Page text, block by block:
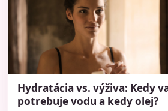
Hydratácia vs. výživa: Kedy
potrebuje vodu a kedy olej?